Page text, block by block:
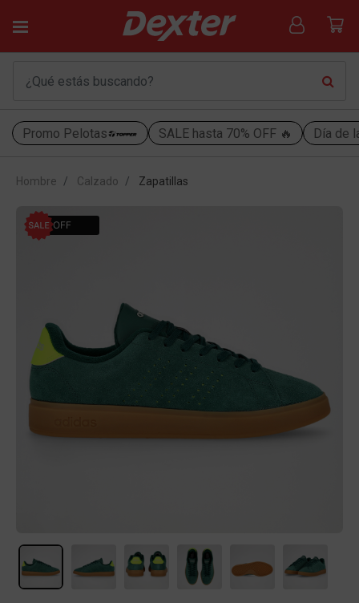
Promo Pelotas SALE hasta 70% OFF 🔥 Día de
Hombre Calzado Zapatillas
51% OFF